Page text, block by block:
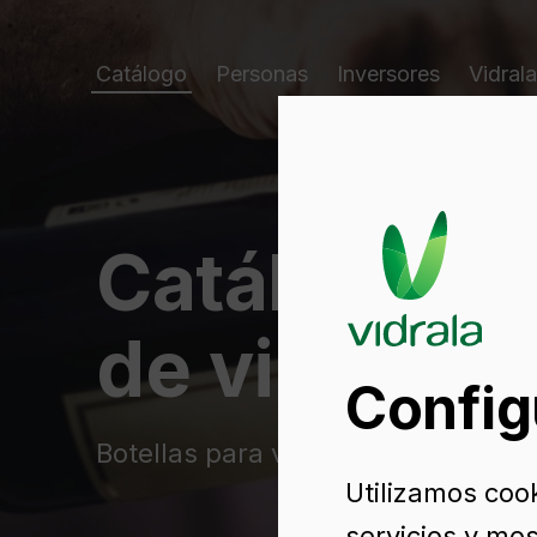
Catálogo Personas Inversores Vidrala
Catálogo
de vidrio
Botellas para vino de vidrio
Utilizamos